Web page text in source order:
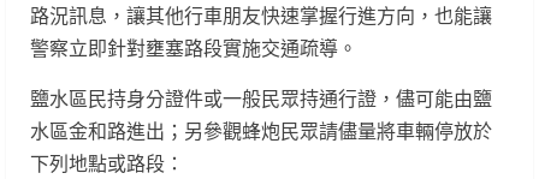
路況訊息，讓其他行車朋友快速掌握行進方向，也能讓
警察立即針對壅塞路段實施交通疏導。
鹽水區民持身分證件或一般民眾持通行證，儘可能由鹽
水區金和路進出；另參觀蜂炮民眾請儘量將車輛停放於
下列地點或路段：